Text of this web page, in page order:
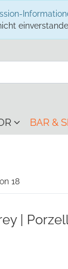
BAR &
18
|